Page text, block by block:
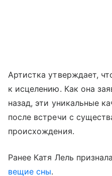
Артистка утверждает,
к исцелению. Как она
назад, эти уникальные
после встречи с
происхождения.
Ранее Катя Лель
вещие сны.